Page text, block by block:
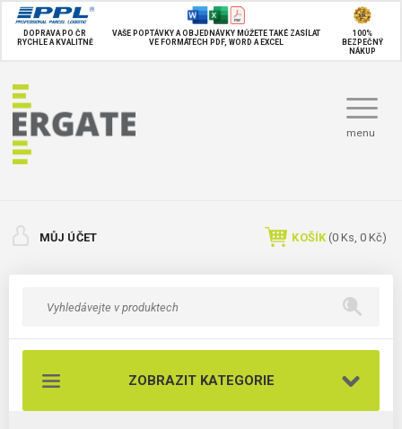
DOPRAVA PO ČR
RYCHLE A KVALITNĚ
VAŠE POPTÁVKY A OBJEDNÁVKY MŮŽETE TAKÉ ZASÍLAT
VE FORMÁTECH PDF, WORD A EXCEL
100%
BEZPEČNÝ
NÁKUP
menu
MŮJ ÚČET KOŠÍK (0 Ks, 0 Kč)
ZOBRAZIT KATEGORIE